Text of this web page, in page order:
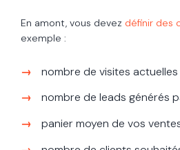
En amont, vous devez définir des
exemple :
nombre de visites
nombre de leads générés
panier moyen de vos